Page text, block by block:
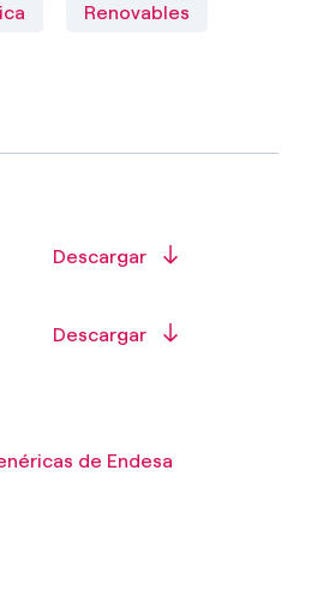
Renovables
Descargar
Descargar
de Endesa